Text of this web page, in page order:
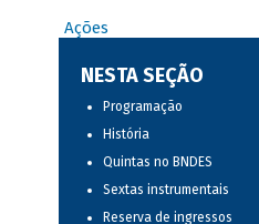
Ações
NESTA SEÇÃO
Programação
História
Quintas no BNDES
Sextas instrumentais
Reserva de ingressos